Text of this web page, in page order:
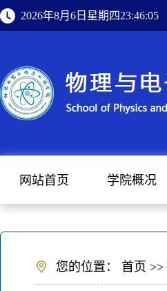
2026年8月6日星期四23:46:05
网站首页 学院概况
您的位置： 首页 >>